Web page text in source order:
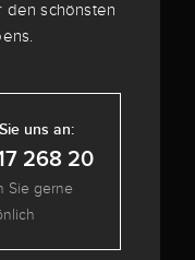
den schönsten
uns an:
268 20
Sie gerne